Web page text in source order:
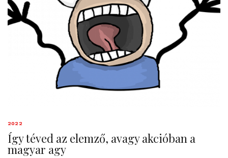
2022
Így téved az elemző, avagy akcióban a
magyar agy